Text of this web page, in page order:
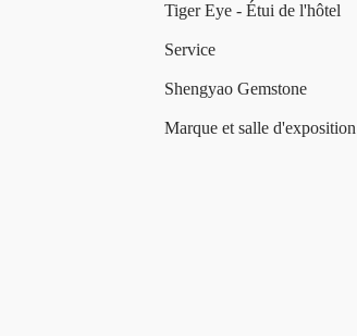
Tiger Eye - Étui de l'hôtel
Service
Shengyao Gemstone
Marque et salle d'exposition